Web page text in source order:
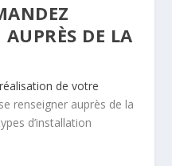
DE LA
réalisation de votre
renseigner auprès de la
d’installation